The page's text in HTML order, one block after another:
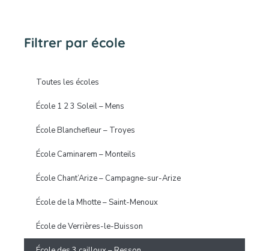
Filtrer par école
Toutes les écoles
École 1 2 3 Soleil – Mens
École Blanchefleur – Troyes
École Caminarem – Monteils
École Chant’Arize – Campagne-sur-Arize
École de la Mhotte – Saint-Menoux
École de Verrières-le-Buisson